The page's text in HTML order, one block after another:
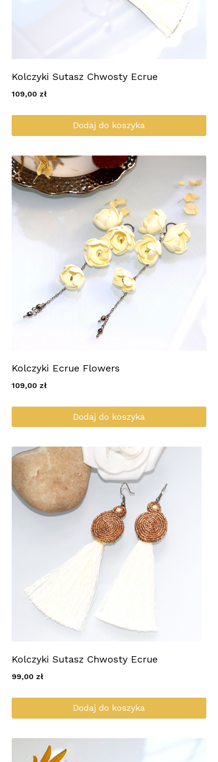
Kolczyki Sutasz Chwosty Ecrue
109,00 zł
Dodaj do koszyka
Kolczyki Ecrue Flowers
109,00 zł
Dodaj do koszyka
Kolczyki Sutasz Chwosty Ecrue
99,00 zł
Dodaj do koszyka